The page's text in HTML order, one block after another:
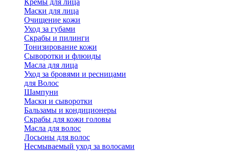
Кремы для лица
Маски для лица
Очищение кожи
Уход за губами
Скрабы и пилинги
Тонизирование кожи
Сыворотки и флюиды
Масла для лица
Уход за бровями и ресницами
для Волос
Шампуни
Маски и сыворотки
Бальзамы и кондиционеры
Скрабы для кожи головы
Масла для волос
Лосьоны для волос
Несмываемый уход за волосами